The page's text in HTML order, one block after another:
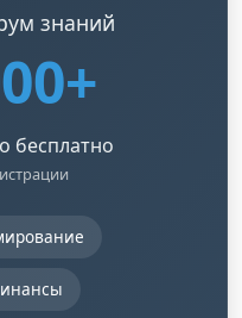
знаний
бесплатно